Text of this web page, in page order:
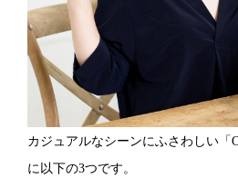
カジュアルなシーンにふさわしい「
に以下の3つです。